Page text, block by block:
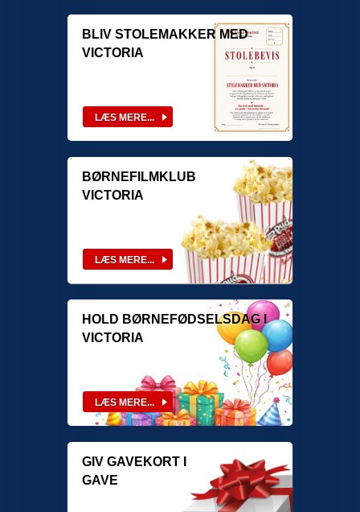
BLIV STOLEMAKKER MED
VICTORIA
BØRNEFILMKLUB
VICTORIA
HOLD BØRNEFØDSELSDAG I
VICTORIA
GIV GAVEKORT I
GAVE